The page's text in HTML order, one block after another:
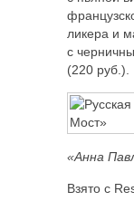
ликера и
с
(220 руб.).
«Анна
Взято с